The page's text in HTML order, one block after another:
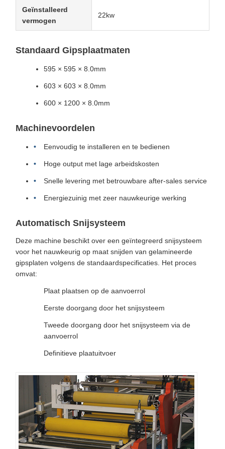
Geïnstalleerd
vermogen
22kw
Standaard Gipsplaatmaten
595 × 595 × 8.0mm
603 × 603 × 8.0mm
600 × 1200 × 8.0mm
Machinevoordelen
Eenvoudig te installeren en te bedienen
Hoge output met lage arbeidskosten
Snelle levering met betrouwbare after-sales service
Energiezuinig met zeer nauwkeurige werking
Automatisch Snijsysteem
Deze machine beschikt over een geïntegreerd snijsysteem
voor het nauwkeurig op maat snijden van gelamineerde
gipsplaten volgens de standaardspecificaties. Het proces
omvat:
Plaat plaatsen op de aanvoerrol
Eerste doorgang door het snijsysteem
Tweede doorgang door het snijsysteem via de
aanvoerrol
Definitieve plaatuitvoer